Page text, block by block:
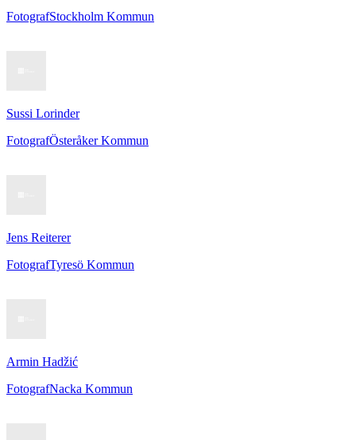
FotografStockholm Kommun
Sussi Lorinder
FotografÖsteråker Kommun
Jens Reiterer
FotografTyresö Kommun
Armin Hadžić
FotografNacka Kommun